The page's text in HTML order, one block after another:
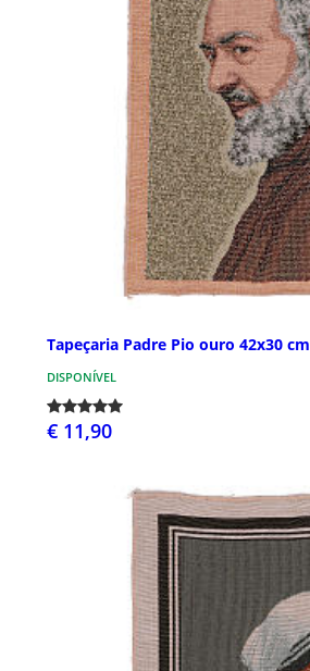
Tapeçaria Padre Pio ouro 42x30 cm
DISPONÍVEL
€ 11,90